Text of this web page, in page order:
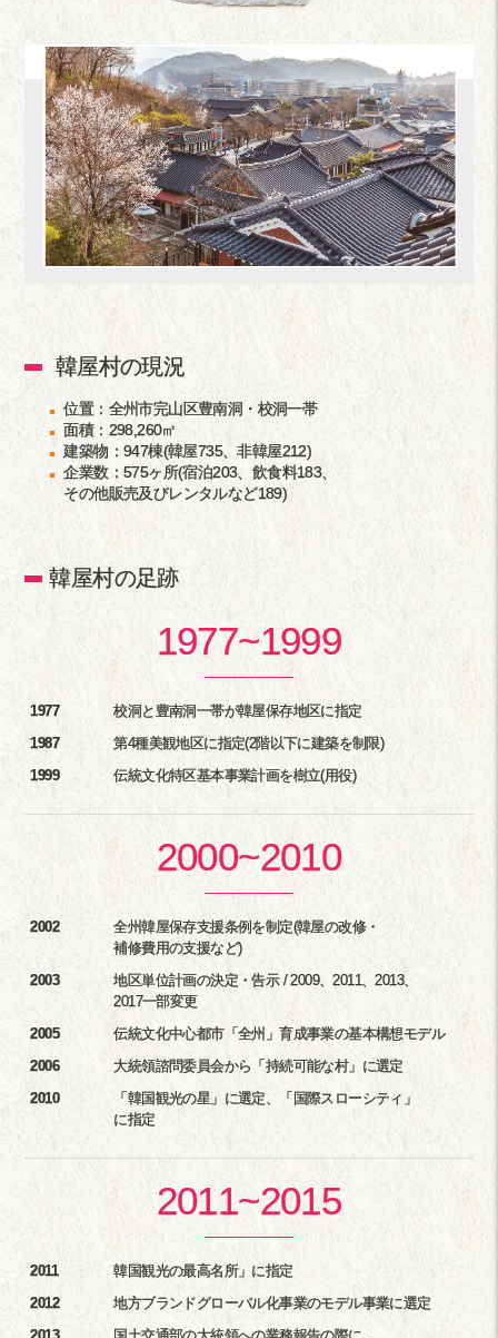
韓屋村の現況
位置：全州市完山区豊南洞・校洞一帯
面積：298,260㎡
建築物：947棟(韓屋735、非韓屋212)
企業数：575ヶ所(宿泊203、飲食料183、
その他販売及びレンタルなど189)
韓屋村の足跡
1977~1999
1977
校洞と豊南洞一帯が韓屋保存地区に指定
1987
第4種美観地区に指定(2階以下に建築を制限)
1999
伝統文化特区基本事業計画を樹立(用役)
2000~2010
2002
全州韓屋保存支援条例を制定(韓屋の改修・
補修費用の支援など)
2003
地区単位計画の決定・告示 / 2009、2011、2013、
2017一部変更
2005
伝統文化中心都市「全州」育成事業の基本構想モデル
2006
大統領諮問委員会から「持続可能な村」に選定
2010
「韓国観光の星」に選定、「国際スローシティ」
に指定
2011~2015
2011
韓国観光の最高名所」に指定
2012
地方ブランドグローバル化事業のモデル事業に選定